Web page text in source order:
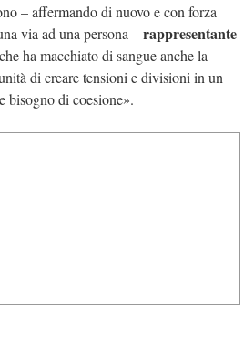
– affermando di nuovo e con forza
via ad una persona –rappresentante
ha macchiato di sangue anche la
di creare tensioni e divisioni in un
bisogno di coesione».